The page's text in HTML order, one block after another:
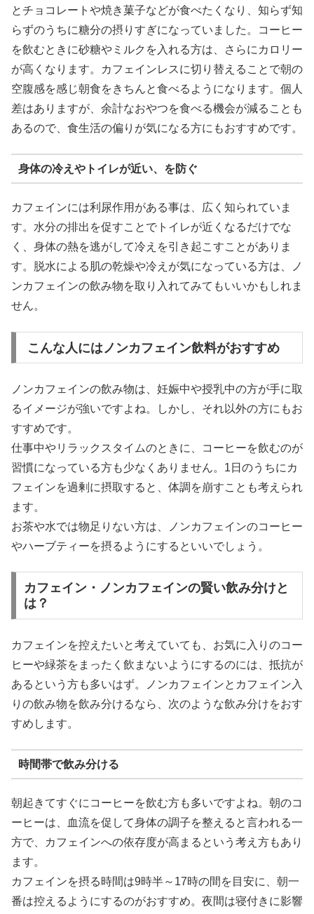
とチョコレートや焼き菓子などが食べたくなり、知らず知
らずのうちに糖分の摂りすぎになっていました。コーヒー
を飲むときに砂糖やミルクを入れる方は、さらにカロリー
が高くなります。カフェインレスに切り替えることで朝の
空腹感を感じ朝食をきちんと食べるようになります。個人
差はありますが、余計なおやつを食べる機会が減ることも
あるので、食生活の偏りが気になる方にもおすすめです。
身体の冷えやトイレが近い、を防ぐ
カフェインには利尿作用がある事は、広く知られていま
す。水分の排出を促すことでトイレが近くなるだけでな
く、身体の熱を逃がして冷えを引き起こすことがありま
す。脱水による肌の乾燥や冷えが気になっている方は、ノ
ンカフェインの飲み物を取り入れてみてもいいかもしれま
せん。
こんな人にはノンカフェイン飲料がおすすめ
ノンカフェインの飲み物は、妊娠中や授乳中の方が手に取
るイメージが強いですよね。しかし、それ以外の方にもお
すすめです。
仕事中やリラックスタイムのときに、コーヒーを飲むのが
習慣になっている方も少なくありません。1日のうちにカ
フェインを過剰に摂取すると、体調を崩すことも考えられ
ます。
お茶や水では物足りない方は、ノンカフェインのコーヒー
やハーブティーを摂るようにするといいでしょう。
カフェイン・ノンカフェインの賢い飲み分けと
は？
カフェインを控えたいと考えていても、お気に入りのコー
ヒーや緑茶をまったく飲まないようにするのには、抵抗が
あるという方も多いはず。ノンカフェインとカフェイン入
りの飲み物を飲み分けるなら、次のような飲み分けをおす
すめします。
時間帯で飲み分ける
朝起きてすぐにコーヒーを飲む方も多いですよね。朝のコ
ーヒーは、血流を促して身体の調子を整えると言われる一
方で、カフェインへの依存度が高まるという考え方もあり
ます。
カフェインを摂る時間は9時半～17時の間を目安に、朝一
番は控えるようにするのがおすすめ。夜間は寝付きに影響